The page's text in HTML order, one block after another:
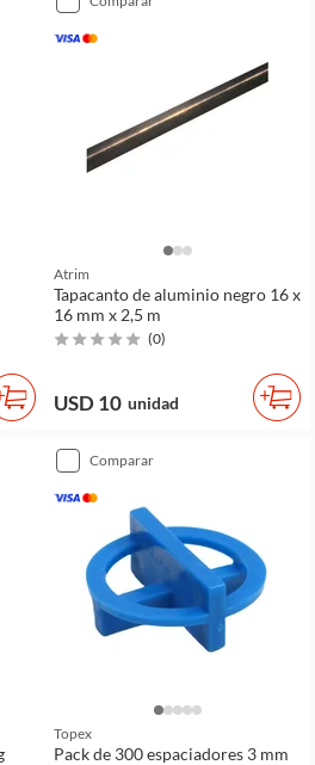
Atrim
Tapacanto de aluminio negro 16 x
16 mm x 2,5 m
(0)
USD 10 unidad
comparar
Topex
Pack de 300 espaciadores 3 mm